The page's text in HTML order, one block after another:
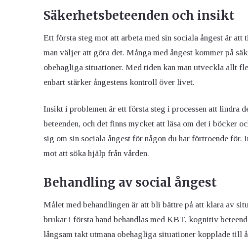
Säkerhetsbeteenden och insikt
Ett första steg mot att arbeta med sin sociala ångest är
man väljer att göra det. Många med ångest kommer på
obehagliga situationer. Med tiden kan man utveckla allt
enbart stärker ångestens kontroll över livet.
Insikt i problemen är ett första steg i processen att lindra
beteenden, och det finns mycket att läsa om det i böcker
sig om sin sociala ångest för någon du har förtroende
mot att söka hjälp från vården.
Behandling av social ångest
Målet med behandlingen är att bli bättre på att klara av
brukar i första hand behandlas med KBT, kognitiv
långsam takt utmana obehagliga situationer kopplade till